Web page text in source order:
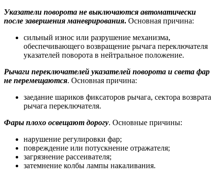
Указатели поворота не выключаются автоматически
после завершения маневрирования. Основная причина:
сильный износ или разрушение механизма,
обеспечивающего возвращение рычага переключателя
указателей поворота в нейтральное положение.
Рычаги переключателей указателей поворота и света фар
не перемещаются. Основная причина:
заедание шариков фиксаторов рычага, сектора возврата
рычага переключателя.
Фары плохо освещают дорогу. Основные причины:
нарушение регулировки фар;
повреждение или потускнение отражателя;
загрязнение рассеивателя;
затемнение колбы лампы накаливания.